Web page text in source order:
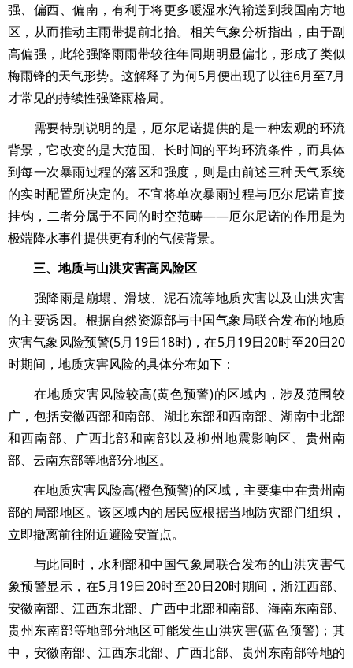
强、偏西、偏南，有利于将更多暖湿水汽输送到我国南方地
区，从而推动主雨带提前北抬。相关气象分析指出，由于副
高偏强，此轮强降雨雨带较往年同期明显偏北，形成了类似
梅雨锋的天气形势。这解释了为何5月便出现了以往6月至7月
才常见的持续性强降雨格局。
需要特别说明的是，厄尔尼诺提供的是一种宏观的环流
背景，它改变的是大范围、长时间的平均环流条件，而具体
到每一次暴雨过程的落区和强度，则是由前述三种天气系统
的实时配置所决定的。不宜将单次暴雨过程与厄尔尼诺直接
挂钩，二者分属于不同的时空范畴——厄尔尼诺的作用是为
极端降水事件提供更有利的气候背景。
三、地质与山洪灾害高风险区
强降雨是崩塌、滑坡、泥石流等地质灾害以及山洪灾害
的主要诱因。根据自然资源部与中国气象局联合发布的地质
灾害气象风险预警(5月19日18时)，在5月19日20时至20日20
时期间，地质灾害风险的具体分布如下：
在地质灾害风险较高(黄色预警)的区域内，涉及范围较
广，包括安徽西部和南部、湖北东部和西南部、湖南中北部
和西南部、广西北部和南部以及柳州地震影响区、贵州南
部、云南东部等地部分地区。
在地质灾害风险高(橙色预警)的区域，主要集中在贵州南
部的局部地区。该区域内的居民应根据当地防灾部门组织，
立即撤离前往附近避险安置点。
与此同时，水利部和中国气象局联合发布的山洪灾害气
象预警显示，在5月19日20时至20日20时期间，浙江西部、
安徽南部、江西东北部、广西中北部和南部、海南东南部、
贵州东南部等地部分地区可能发生山洪灾害(蓝色预警)；其
中，安徽南部、江西东北部、广西北部、贵州东南部等地的